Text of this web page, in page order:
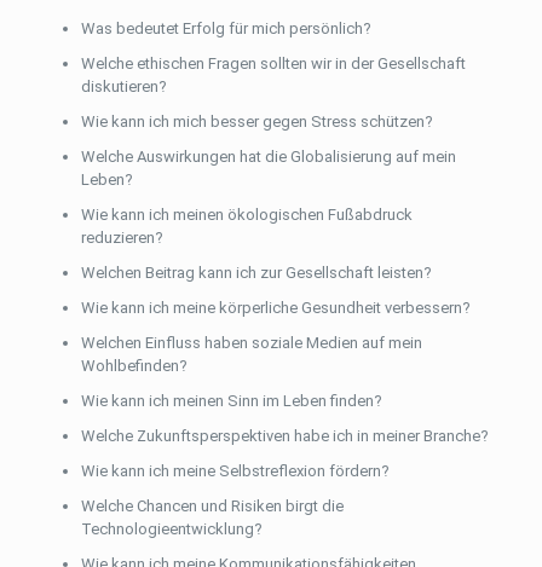
Was bedeutet Erfolg für mich persönlich?
Welche ethischen Fragen sollten wir in der Gesellschaft
diskutieren?
Wie kann ich mich besser gegen Stress schützen?
Welche Auswirkungen hat die Globalisierung auf mein
Leben?
Wie kann ich meinen ökologischen Fußabdruck
reduzieren?
Welchen Beitrag kann ich zur Gesellschaft leisten?
Wie kann ich meine körperliche Gesundheit verbessern?
Welchen Einfluss haben soziale Medien auf mein
Wohlbefinden?
Wie kann ich meinen Sinn im Leben finden?
Welche Zukunftsperspektiven habe ich in meiner Branche?
Wie kann ich meine Selbstreflexion fördern?
Welche Chancen und Risiken birgt die
Technologieentwicklung?